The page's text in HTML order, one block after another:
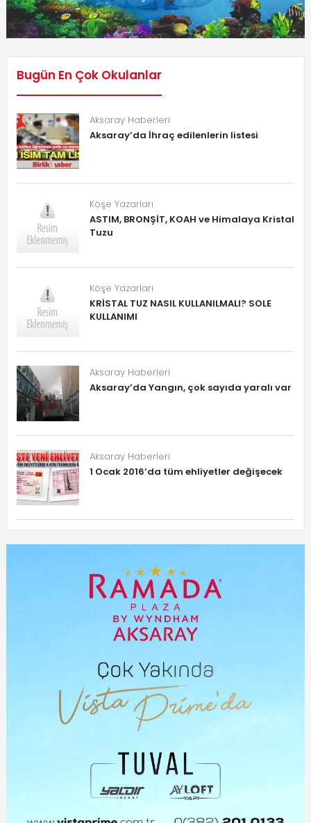
Bugün En Çok Okulanlar
Aksaray Haberleri
Aksaray’da İhraç edilenlerin listesi
Köşe Yazarları
ASTIM, BRONŞİT, KOAH ve Himalaya Kristal
Tuzu
Köşe Yazarları
KRİSTAL TUZ NASIL KULLANILMALI? SOLE
KULLANIMI
Aksaray Haberleri
Aksaray’da Yangın, çok sayıda yaralı var
Aksaray Haberleri
1 Ocak 2016’da tüm ehliyetler değişecek